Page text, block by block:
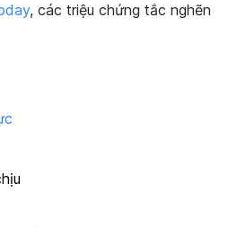
, các triệu chứng tắc nghẽn